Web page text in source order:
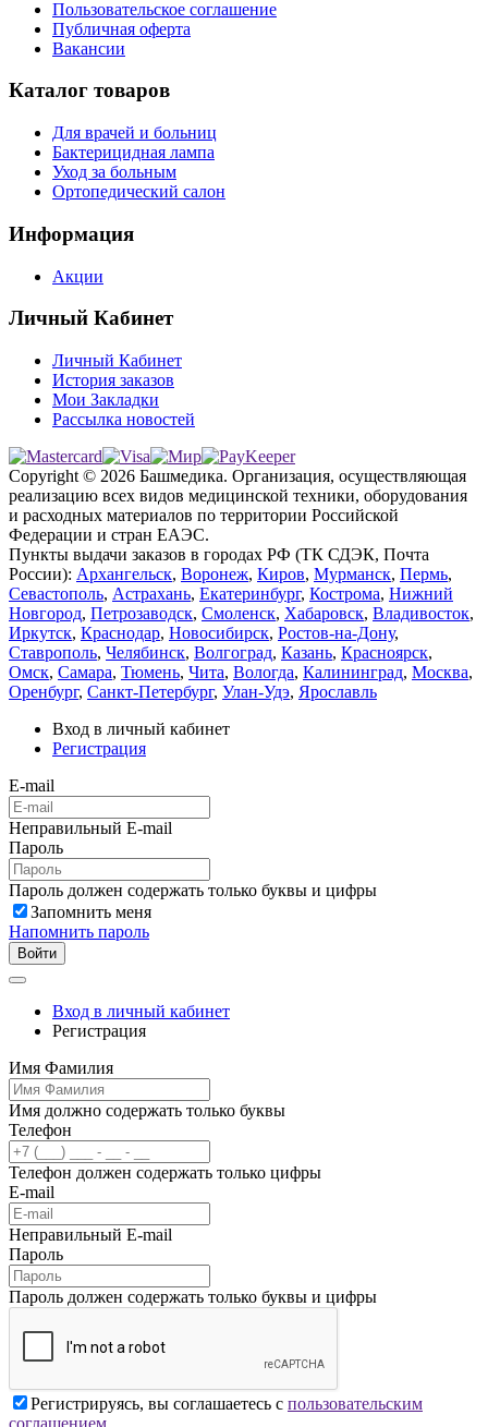
Пользовательское соглашение
Публичная оферта
Вакансии
Каталог товаров
Для врачей и больниц
Бактерицидная лампа
Уход за больным
Ортопедический салон
Информация
Акции
Личный Кабинет
Личный Кабинет
История заказов
Мои Закладки
Рассылка новостей
Copyright © 2026 Башмедика. Организация, осуществляющая
реализацию всех видов медицинской техники, оборудования
и расходных материалов по территории Российской
Федерации и стран ЕАЭС.
Пункты выдачи заказов в городах РФ (ТК СДЭК, Почта
России): Архангельск, Воронеж, Киров, Мурманск, Пермь,
Севастополь, Астрахань, Екатеринбург, Кострома, Нижний
Новгород, Петрозаводск, Смоленск, Хабаровск, Владивосток,
Иркутск, Краснодар, Новосибирск, Ростов-на-Дону,
Ставрополь, Челябинск, Волгоград, Казань, Красноярск,
Омск, Самара, Тюмень, Чита, Вологда, Калининград, Москва,
Оренбург, Санкт-Петербург, Улан-Удэ, Ярославль
Вход в личный кабинет
Регистрация
E-mail
Неправильный E-mail
Пароль
Пароль должен содержать только буквы и цифры
Запомнить меня
Напомнить пароль
Войти
Вход в личный кабинет
Регистрация
Имя Фамилия
Имя должно содержать только буквы
Телефон
Телефон должен содержать только цифры
E-mail
Неправильный E-mail
Пароль
Пароль должен содержать только буквы и цифры
Регистрируясь, вы соглашаетесь с пользовательским
соглашением